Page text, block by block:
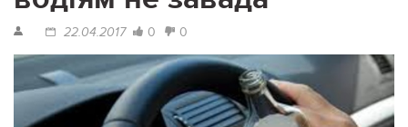
22.04.2017 0 0